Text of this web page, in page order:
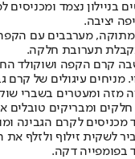
בניילון נצמד ומכניסים
יציבה.
מערבבים עם
תערובת חלקה.
קרם הקפה ושוקולד
מניחים עיגולים של
של 2-3 ס"מ זה מזה ומעטרים
חלקים ומבריקים
מכניסים לקרם הגבינה
לשקית זילוף ולזלף
בפומפייה דקה.